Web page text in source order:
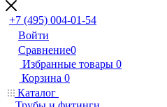
+7 (495) 004-01-54
Войти
Сравнение0
Избранные товары 0
Корзина 0
Каталог